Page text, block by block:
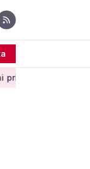
je negativan